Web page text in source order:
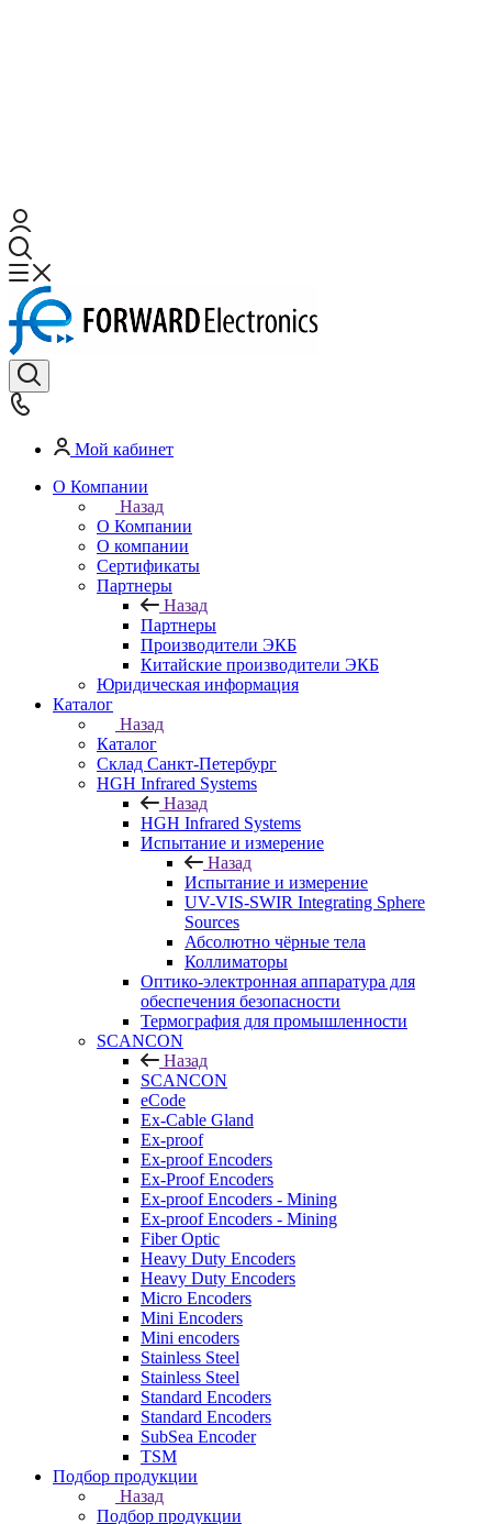
Мой кабинет
О Компании
Назад
О Компании
О компании
Сертификаты
Партнеры
Назад
Партнеры
Производители ЭКБ
Китайские производители ЭКБ
Юридическая информация
Каталог
Назад
Каталог
Cклад Санкт-Петербург
HGH Infrared Systems
Назад
HGH Infrared Systems
Испытание и измерение
Назад
Испытание и измерение
UV-VIS-SWIR Integrating Sphere
Sources
Абсолютно чёрные тела
Коллиматоры
Оптико-электронная аппаратура для
обеспечения безопасности
Термография для промышленности
SCANCON
Назад
SCANCON
eCode
Ex-Cable Gland
Ex-proof
Ex-proof Encoders
Ex-Proof Encoders
Ex-proof Encoders - Mining
Ex-proof Encoders - Mining
Fiber Optic
Heavy Duty Encoders
Heavy Duty Encoders
Micro Encoders
Mini Encoders
Mini encoders
Stainless Steel
Stainless Steel
Standard Encoders
Standard Encoders
SubSea Encoder
TSM
Подбор продукции
Назад
Подбор продукции